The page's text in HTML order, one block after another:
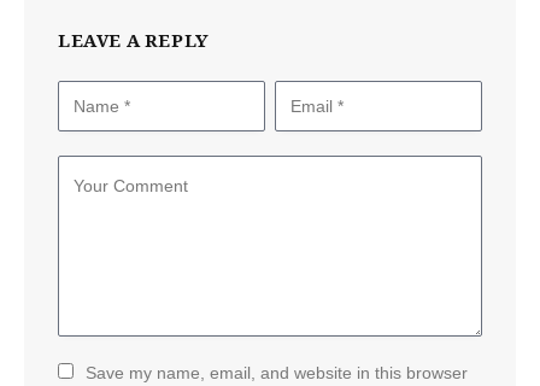
LEAVE A REPLY
Save my name, email, and website in this browser